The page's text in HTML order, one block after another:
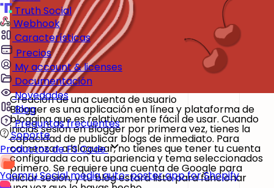
Truth Social
Webhook
Características
Precios
My account & licenses
Documentación
Novedades
Blog
Preguntas frecuentes
Soporte
Productos de FS Code
YoomruSocial media auto-poster app for Shopify
Creación de una cuenta de usuario
Blogger es una aplicación en línea y plataforma de
blogging que es relativamente fácil de usar. Cuando
inicias sesión en Blogger por primera vez, tienes la
capacidad de publicar blogs de inmediato. Para
comenzar a bloguear, no tienes que tener tu cuenta
configurada con tu apariencia y tema seleccionados
primero. Se requiere una cuenta de Google para
iniciar sesión, y tu blog estará listo para funcionar